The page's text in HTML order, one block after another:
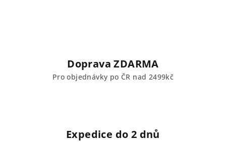
Doprava ZDARMA
Pro objednávky po ČR nad 2499kč
Expedice do 2 dnů